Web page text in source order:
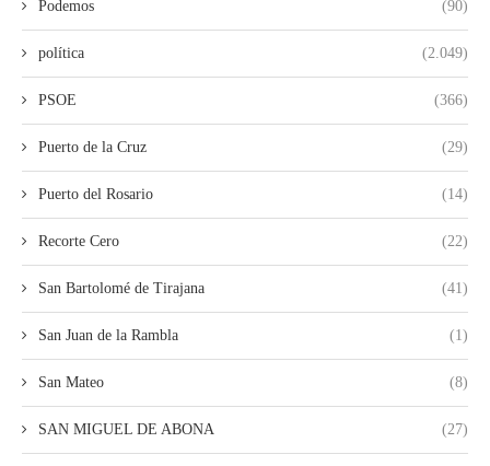
Podemos (90)
política (2.049)
PSOE (366)
Puerto de la Cruz (29)
Puerto del Rosario (14)
Recorte Cero (22)
San Bartolomé de Tirajana (41)
San Juan de la Rambla (1)
San Mateo (8)
SAN MIGUEL DE ABONA (27)